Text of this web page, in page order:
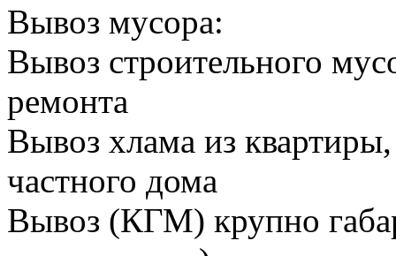
Вывоз мусора:
Вывоз строительного
ремонта
Вывоз хлама из
частного дома
Вывоз (КГМ) крупно